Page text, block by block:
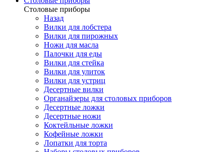
Cтоловые приборы
Назад
Вилки для лобстера
Вилки для пирожных
Ножи для масла
Палочки для еды
Вилки для стейка
Вилки для улиток
Вилки для устриц
Десертные вилки
Органайзеры для столовых приборов
Десертные ложки
Десертные ножи
Коктейльные ложки
Кофейные ложки
Лопатки для торта